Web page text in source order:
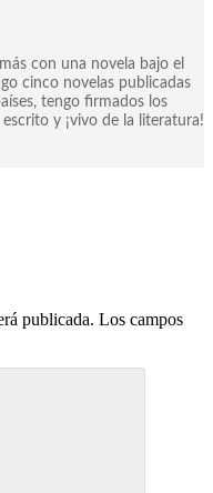
con una novela bajo el
cinco novelas publicadas
tengo firmados los
y ¡vivo de la literatura!
publicada. Los campos